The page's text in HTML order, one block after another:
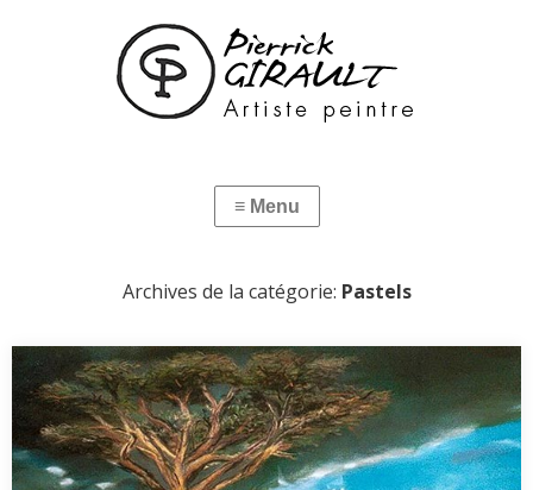
Archives de la catégorie: Pastels